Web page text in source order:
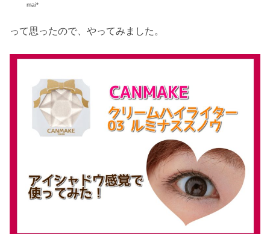
mai*
って思ったので、やってみました。